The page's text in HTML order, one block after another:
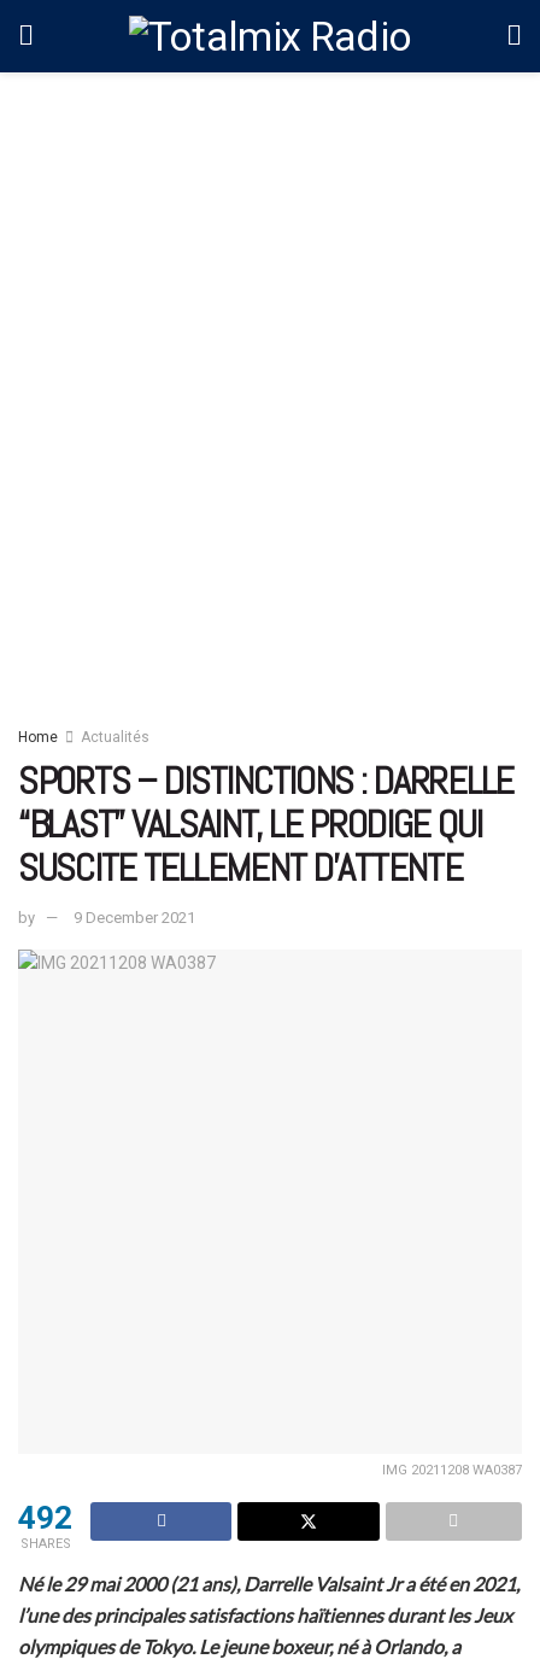
Home Actualités
SPORTS – DISTINCTIONS : DARRELLE
“BLAST” VALSAINT, LE PRODIGE QUI
SUSCITE TELLEMENT D’ATTENTE
by 9 December 2021
IMG 20211208 WA0387
492
SHARES
Né le 29 mai 2000 (21 ans), Darrelle Valsaint Jr a été en 2021,
l’une des principales satisfactions haïtiennes durant les Jeux
olympiques de Tokyo. Le jeune boxeur, né à Orlando, a